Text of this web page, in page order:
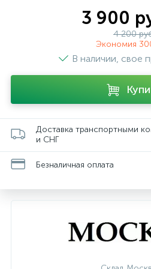
3 900
4 200
Экономия
В наличии, свое
Доставка транспортными
и СНГ
Безналичная оплата